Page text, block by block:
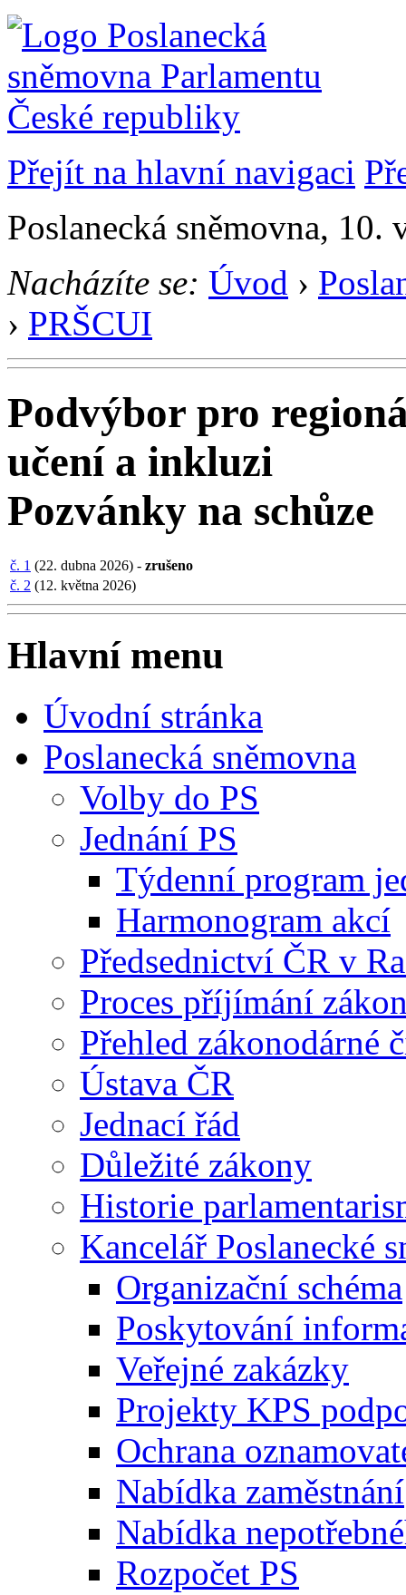
Přejít na hlavní navigaci
Poslanecká sněmovna,
Nacházíte se: Úvod ›
› PRŠCUI
Podvýbor pro
učení a inkluzi
Pozvánky na schůze
č. 1 (22. dubna 2026) - zrušeno
č. 2 (12. května 2026)
Hlavní menu
Úvodní stránka
Poslanecká sněmovna
Volby do PS
Jednání PS
Týdenní program
Harmonogram akcí
Předsednictví ČR v
Proces příjímání
Přehled zákonodárné
Ústava ČR
Jednací řád
Důležité zákony
Historie
Kancelář Poslanecké
Organizační schéma
Poskytování
Veřejné zakázky
Projekty KPS
Ochrana
Nabídka zaměstnání
Nabídka
Rozpočet PS